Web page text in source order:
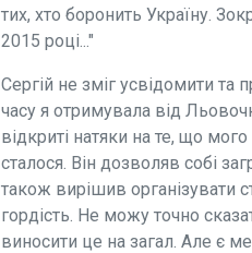
тих, хто боронить Україну.
2015 році..."
Сергій не зміг усвідомити та
часу я отримувала від
відкриті натяки на те, що
сталося. Він дозволяв собі
також вирішив організувати
гордість. Не можу точно
виносити це на загал. Але є